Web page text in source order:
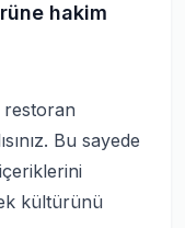
hakim
restoran
Bu sayede
kültürünü